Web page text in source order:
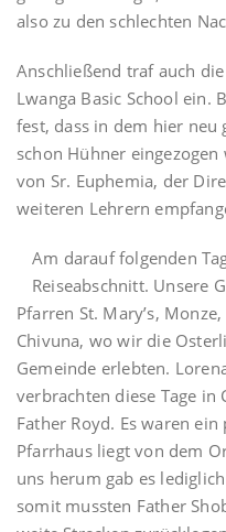
also zu den schlechten
Anschließend traf auch
Lwanga Basic School ein.
fest, dass in dem hier neu
schon Hühner
von Sr. Euphemia, der
weiteren Lehrern
Am darauf folgenden
Reiseabschnitt. Unsere
Pfarren St. Mary’s,
Chivuna, wo wir die
Gemeinde erlebten.
verbrachten diese Tage in
Father Royd. Es waren
Pfarrhaus liegt von dem
uns herum gab es
somit mussten Father